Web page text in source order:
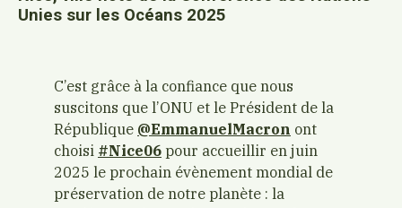
Unies sur les Océans 2025
C’est grâce à la confiance que nous
suscitons que l’ONU et le Président de la
République @EmmanuelMacron ont
choisi #Nice06 pour accueillir en juin
2025 le prochain évènement mondial de
préservation de notre planète : la